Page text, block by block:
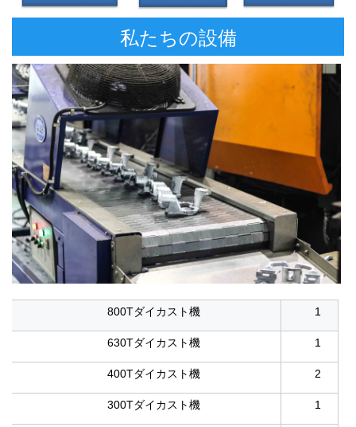
私たちの設備
800Tダイカスト機 1
630Tダイカスト機 1
400Tダイカスト機 2
300Tダイカスト機 1